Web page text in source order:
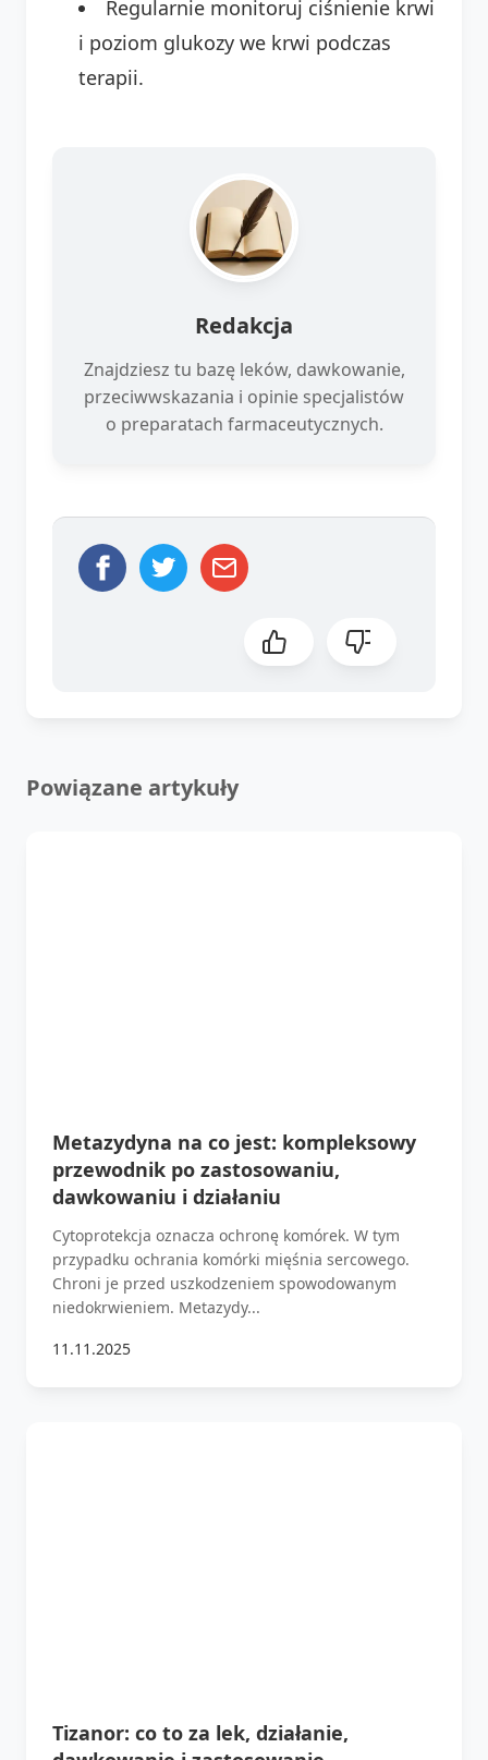
Regularnie monitoruj ciśnienie krwi
i poziom glukozy we krwi podczas
terapii.
Redakcja
Znajdziesz tu bazę leków, dawkowanie,
przeciwwskazania i opinie specjalistów
o preparatach farmaceutycznych.
Powiązane artykuły
Metazydyna na co jest: kompleksowy
przewodnik po zastosowaniu,
dawkowaniu i działaniu
Cytoprotekcja oznacza ochronę komórek. W tym
przypadku ochrania komórki mięśnia sercowego.
Chroni je przed uszkodzeniem spowodowanym
niedokrwieniem. Metazydy...
11.11.2025
Tizanor: co to za lek, działanie,